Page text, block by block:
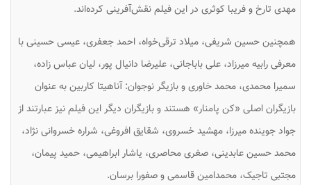
مهدی تارخ و فریبا کوثری در این فیلم نقش‌آفرینی کرده‌اند.
همچنین حسین شریفی، میلاد ترقی‌خواه، احمد جعفری، عیسی حسینی با
معرفی رابیه میرزاد، علی باباجانی، علیرضا دانیال پور، لیان عباس زاده،
سمیرا محمدی، محمد خاوری و بازیگر نوجوان: آناهیتا کاربین به عنوان
بازیگران اصلی «کن پامنار» هستند و بازیگران دیگر این فیلم نیز عبارتند از
جواد جوینده میرزا، مهشید خسروی، شقایق افروغی، شراره خسروانی نژاد،
محمد حسین عابدینی، صغری محاصری، یاشار ابراهیمی، حمید پیمان،
مجتبی تاجیک، محمدامین قاسمی و صفورا برسان.